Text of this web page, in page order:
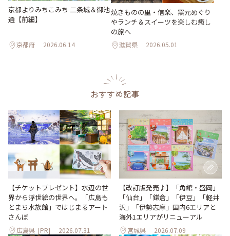
京都よりみちこみち 二条城＆御池
通【前編】
京都府 2026.06.14
焼きものの里・信楽、窯元めぐり
やランチ＆スイーツを楽しむ癒し
の旅へ
滋賀県 2026.05.01
おすすめ記事
【チケットプレゼント】水辺の世
界から浮世絵の世界へ。「広島も
とまち水族館」ではじまるアート
さんぽ
広島県 [PR] 2026.07.31
【改訂版発売♪】「角館・盛岡」
「仙台」「鎌倉」「伊豆」「軽井
沢」「伊勢志摩」国内6エリアと
海外1エリアがリニューアル
宮城県 2026.07.09